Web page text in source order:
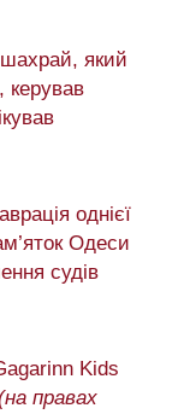
який
керував
однієї
Одеси
судів
Kids
правах